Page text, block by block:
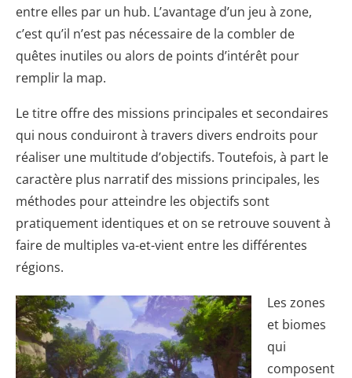
entre elles par un hub. L’avantage d’un jeu à zone,
c’est qu’il n’est pas nécessaire de la combler de
quêtes inutiles ou alors de points d’intérêt pour
remplir la map.
Le titre offre des missions principales et secondaires
qui nous conduiront à travers divers endroits pour
réaliser une multitude d’objectifs. Toutefois, à part le
caractère plus narratif des missions principales, les
méthodes pour atteindre les objectifs sont
pratiquement identiques et on se retrouve souvent à
faire de multiples va-et-vient entre les différentes
régions.
Les zones
et biomes
qui
composent